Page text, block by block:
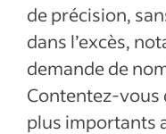
de précision,
dans l’excès,
demande de
Contentez-vous
plus importants